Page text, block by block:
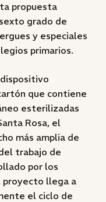
propuesta
grado de
y especiales
primarios.
que contiene
esterilizadas
Rosa, el
más amplia de
trabajo de
por los
llega a
el ciclo de